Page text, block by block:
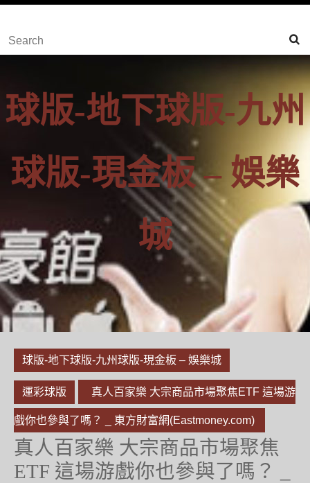
Search
for:
球版-地下球版-九州
球版-現金板 – 娛樂
城
球版-地下球版-九州球版-現金板 – 娛樂城
運彩球版 真人百家樂 大宗商品市場聚焦ETF 這場游
戲你也參與了嗎？ _ 東方財富網(Eastmoney.com)
真人百家樂 大宗商品市場聚焦
ETF 這場游戲你也參與了嗎？ _